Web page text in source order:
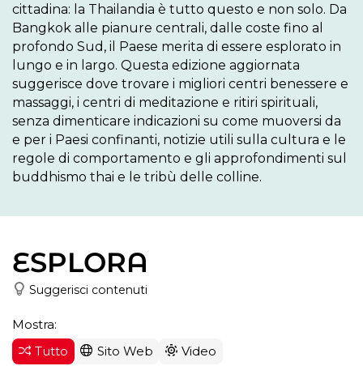
cittadina: la Thailandia è tutto questo e non solo. Da
Bangkok alle pianure centrali, dalle coste fino al
profondo Sud, il Paese merita di essere esplorato in
lungo e in largo. Questa edizione aggiornata
suggerisce dove trovare i migliori centri benessere e
massaggi, i centri di meditazione e ritiri spirituali,
senza dimenticare indicazioni su come muoversi da
e per i Paesi confinanti, notizie utili sulla cultura e le
regole di comportamento e gli approfondimenti sul
buddhismo thai e le tribù delle colline.
ESPLORA
Suggerisci contenuti
Mostra:
Tutto
Sito Web Video